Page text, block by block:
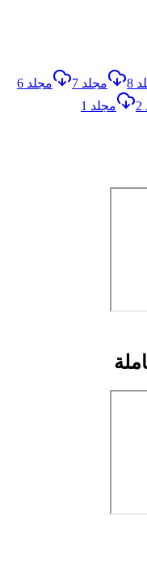
8 مجلد 7
مجلد 6
مجلد 1